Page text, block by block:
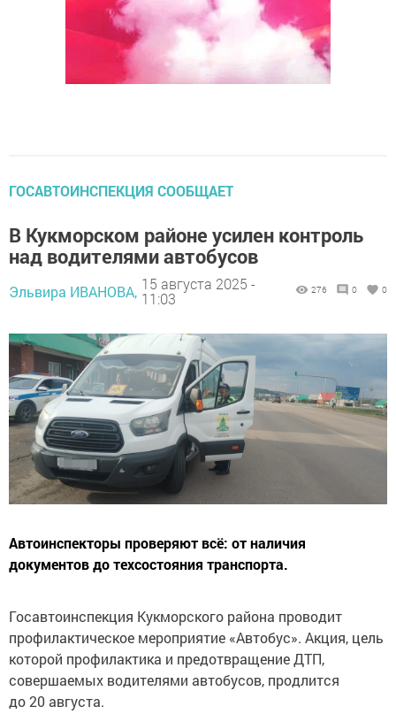
ГОСАВТОИНСПЕКЦИЯ СООБЩАЕТ
В Кукморском районе усилен контроль
над водителями автобусов
Эльвира ИВАНОВА, 15 августа 2025 -
11:03
276 0 0
Автоинспекторы проверяют всё: от наличия
документов до техсостояния транспорта.
Госавтоинспекция Кукморского района проводит
профилактическое мероприятие «Автобус». Акция, цель
которой профилактика и предотвращение ДТП,
совершаемых водителями автобусов, продлится
до 20 августа.